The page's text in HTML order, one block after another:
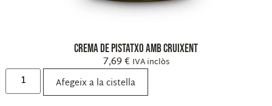
Crema de pistatxo amb cruixent
7,69€ IVA inclòs
Afegeix a la cistella